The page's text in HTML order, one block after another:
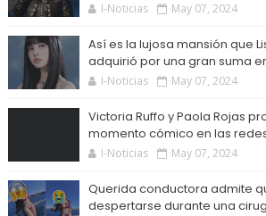
I-Noticias May 07, 2024
Así es la lujosa mansión que
adquirió por una gran suma
I-Noticias May 07, 2024
Victoria Ruffo y Paola Rojas
momento cómico en las
I-Noticias May 07, 2024
Querida conductora admite
despertarse durante una